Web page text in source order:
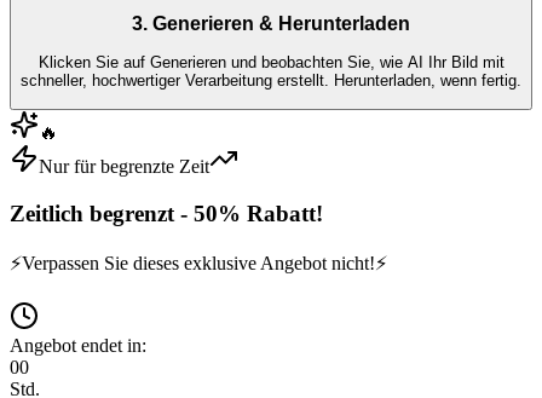
3. Generieren & Herunterladen
Klicken Sie auf Generieren und beobachten Sie, wie AI Ihr Bild mit
schneller, hochwertiger Verarbeitung erstellt. Herunterladen, wenn fertig.
🔥
Nur für begrenzte Zeit
Zeitlich begrenzt - 50% Rabatt!
⚡Verpassen Sie dieses exklusive Angebot nicht!⚡
Angebot endet in:
00
Std.